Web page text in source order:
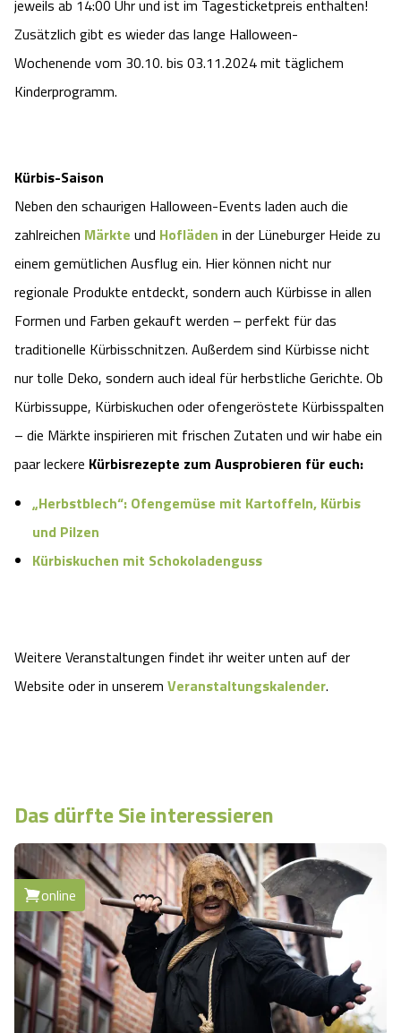
jeweils ab 14:00 Uhr und ist im Tagesticketpreis enthalten!
Zusätzlich gibt es wieder das lange Halloween-
Wochenende vom 30.10. bis 03.11.2024 mit täglichem
Kinderprogramm.
Kürbis-Saison
Neben den schaurigen Halloween-Events laden auch die
zahlreichen Märkte und Hofläden in der Lüneburger Heide zu
einem gemütlichen Ausflug ein. Hier können nicht nur
regionale Produkte entdeckt, sondern auch Kürbisse in allen
Formen und Farben gekauft werden – perfekt für das
traditionelle Kürbisschnitzen. Außerdem sind Kürbisse nicht
nur tolle Deko, sondern auch ideal für herbstliche Gerichte. Ob
Kürbissuppe, Kürbiskuchen oder ofengeröstete Kürbisspalten
– die Märkte inspirieren mit frischen Zutaten und wir habe ein
paar leckere Kürbisrezepte zum Ausprobieren für euch:
„Herbstblech“: Ofengemüse mit Kartoffeln, Kürbis
und Pilzen
Kürbiskuchen mit Schokoladenguss
Weitere Veranstaltungen findet ihr weiter unten auf der
Website oder in unserem Veranstaltungskalender.
Das dürfte Sie interessieren
online